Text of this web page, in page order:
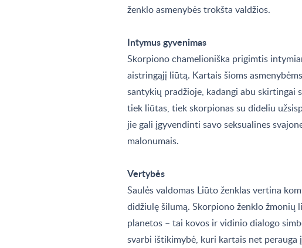
ženklo asmenybės trokšta valdžios.
Intymus gyvenimas
Skorpiono chamelioniška prigimtis
aistringąjį liūtą. Kartais šioms
santykių pradžioje, kadangi abu skirtingai
tiek liūtas, tiek skorpionas su dideliu
jie gali įgyvendinti savo seksualines
malonumais.
Vertybės
Saulės valdomas Liūto ženklas vertina
didžiulę šilumą. Skorpiono ženklo žmonių
planetos – tai kovos ir vidinio dialogo
svarbi ištikimybė, kuri kartais net perauga